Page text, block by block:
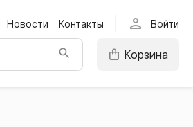
Новости Контакты person Войти
Корзина